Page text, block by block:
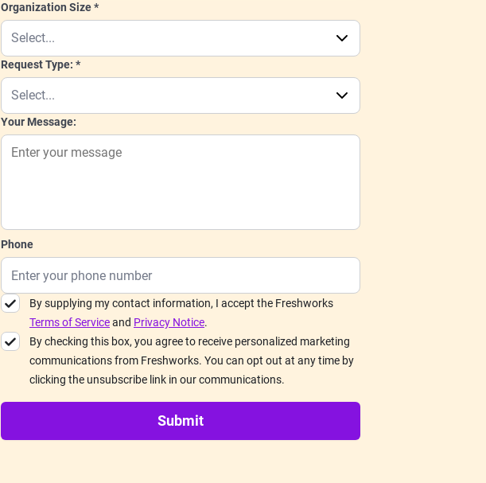
Organization Size
Request Type:
Your Message:
Phone
By supplying my contact information, I accept the Freshworks
Terms of Serviceand Privacy Notice.
By checking this box, you agree to receive personalized marketing
communications from Freshworks. You can opt out at any time by
clicking the unsubscribe link in our communications.
Submit